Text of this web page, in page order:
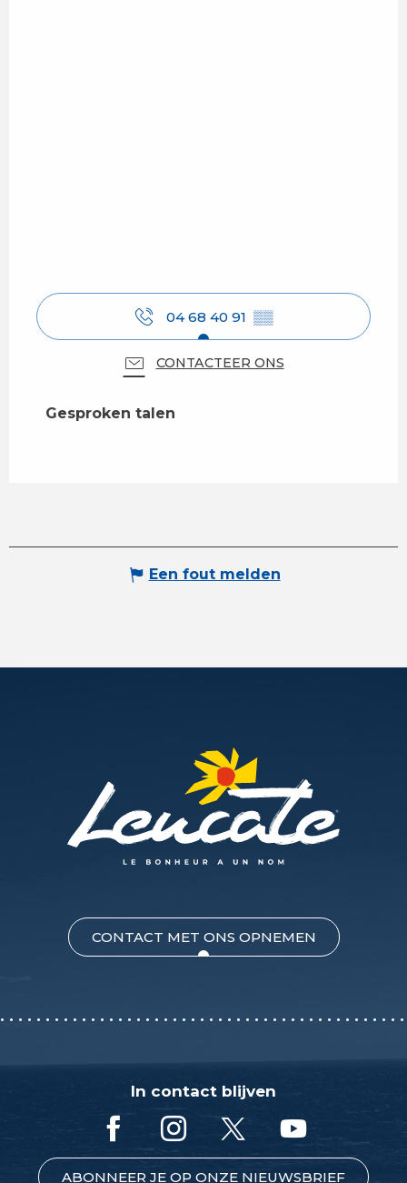
04 68 40 91 ▒▒
CONTACTEER ONS
Gesproken talen
Gesproken talen
Een fout melden
CONTACT MET ONS OPNEMEN
In contact blijven
ABONNEER JE OP ONZE NIEUWSBRIEF